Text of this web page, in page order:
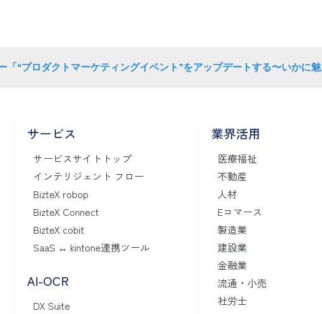
「“プロダクトマーケティングイベント”をアップデートする〜いかに
サービス
サービスサイトトップ
インテリジェント フロー
BizteX robop
BizteX Connect
BizteX cobit
SaaS ↔ kintone連携ツール
AI-OCR
DX Suite
業界活用
医療福祉
不動産
人材
Eコマース
製造業
建設業
金融業
流通・小売
社労士